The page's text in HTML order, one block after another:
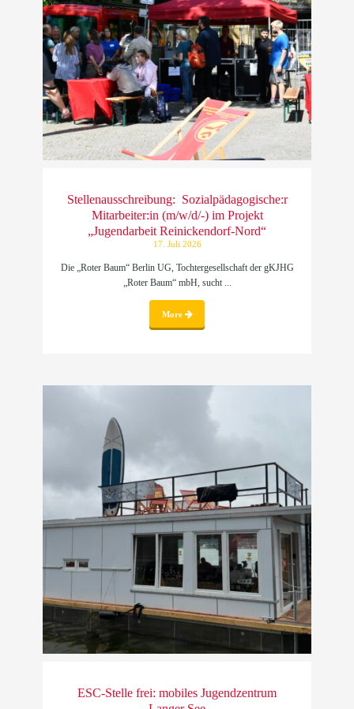
Stellenausschreibung: Sozialpädagogische:r
Mitarbeiter:in (m/w/d/-) im Projekt
„Jugendarbeit Reinickendorf-Nord“
17. Juli 2026
Die „Roter Baum“ Berlin UG, Tochtergesellschaft der gKJHG
„Roter Baum“ mbH, sucht ...
More
ESC-Stelle frei: mobiles Jugendzentrum